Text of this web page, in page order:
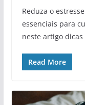
Reduza o
essenciais para
neste artigo dicas
Read More